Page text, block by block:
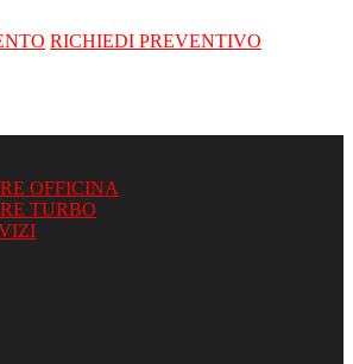
RICHIEDI PREVENTIVO
OFFICINA
TURBO